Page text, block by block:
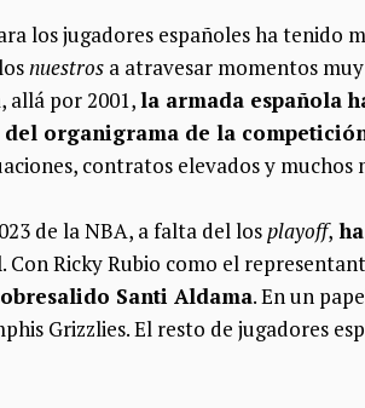
los jugadores españoles ha tenido
nuestros a atravesar momentos
allá por 2001,la armada española
organigrama de la
contratos elevados y muchos
de la NBA, a falta del losplayoff,
. Con Ricky Rubio como el
Santi Aldama. En un
Grizzlies. El resto de jugadores